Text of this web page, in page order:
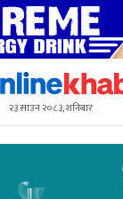
२३ साउन २०८३, शनिबार